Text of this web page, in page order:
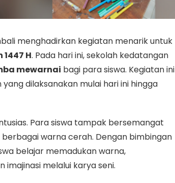
menghadirkan kegiatan menarikuntuk
1447 H. Pada hariini,sekolah kedatangan
mewarnai bagi parasiswa. Kegiatanini
yangdilaksanakan mulai hariini hingga
Parasiswa tampak bersemangat
berbagaiwarnacerah. Dengan bimbingan
belajar memadukanwarna,
imajinasi melalui karyaseni.